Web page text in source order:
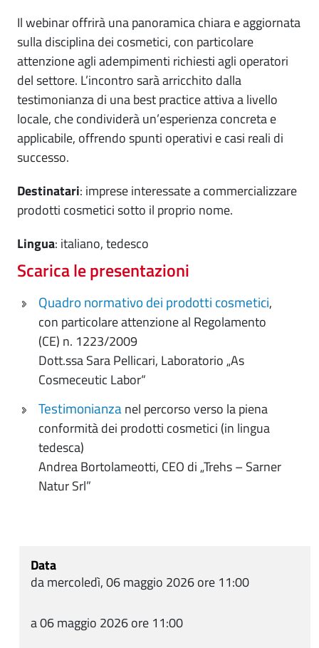
Data
da mercoledì, 06 maggio 2026 ore 11:00
a 06 maggio 2026 ore 11:00
Il webinar offrirà una panoramica chiara e aggiornata
sulla disciplina dei cosmetici, con particolare
attenzione agli adempimenti richiesti agli operatori
del settore. L’incontro sarà arricchito dalla
testimonianza di una best practice attiva a livello
locale, che condividerà un’esperienza concreta e
applicabile, offrendo spunti operativi e casi reali di
successo.
Destinatari: imprese interessate a commercializzare
prodotti cosmetici sotto il proprio nome.
Lingua: italiano, tedesco
Scarica le presentazioni
Quadro normativo dei prodotti cosmetici,
con particolare attenzione al Regolamento
(CE) n. 1223/2009
Dott.ssa Sara Pellicari, Laboratorio „As
Cosmeceutic Labor“
Testimonianzanel percorso verso la piena
conformità dei prodotti cosmetici (in lingua
tedesca)
Andrea Bortolameotti, CEO di „Trehs – Sarner
Natur Srl”